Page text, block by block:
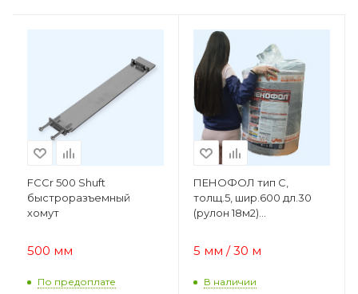
FCCr 500 Shuft
быстроразъемный
хомут
500 мм
По предоплате
ПЕНОФОЛ тип C,
толщ.5, шир.600 дл.30
(рулон 18м2)
теплоизоляция
5 мм / 30 м
В наличии